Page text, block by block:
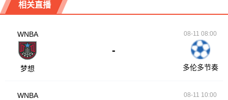
相关直播
WNBA
梦想
-
08-11 08:00
多伦多节奏
WNBA 08-11 10:00